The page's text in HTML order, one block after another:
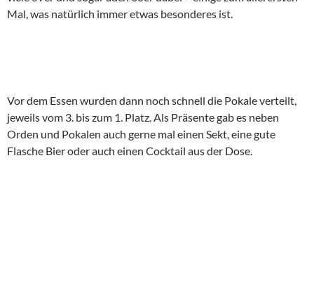
Mal, was natürlich immer etwas besonderes ist.
Vor dem Essen wurden dann noch schnell die Pokale verteilt,
jeweils vom 3. bis zum 1. Platz. Als Präsente gab es neben
Orden und Pokalen auch gerne mal einen Sekt, eine gute
Flasche Bier oder auch einen Cocktail aus der Dose.